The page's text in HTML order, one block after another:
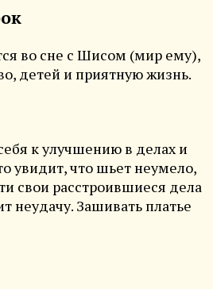
во сне с Шисом (мир ему),
детей и приятную жизнь.
к улучшению в делах и
увидит, что шьет неумело,
свои расстроившиеся дела
неудачу. Зашивать платье